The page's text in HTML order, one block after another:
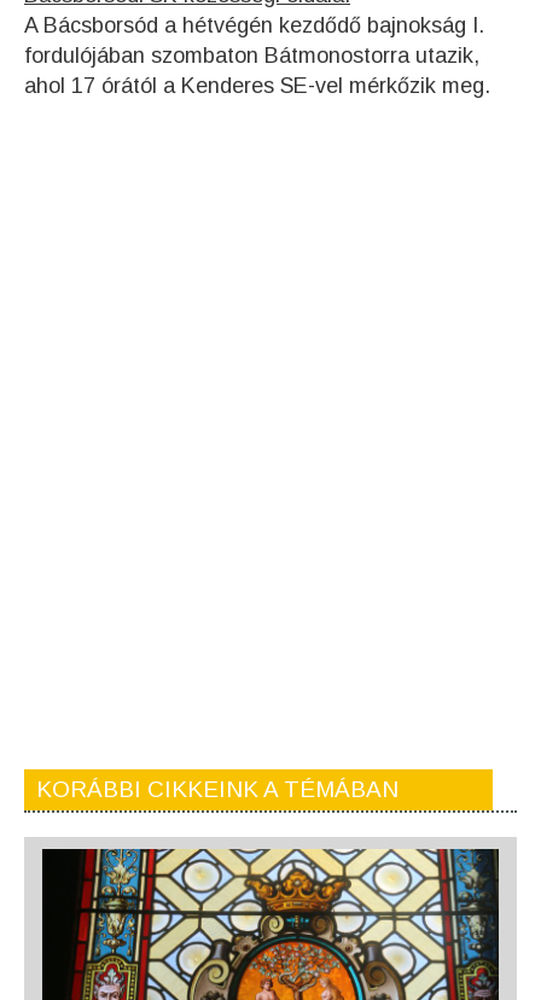
A Bácsborsód a hétvégén kezdődő bajnokság I.
fordulójában szombaton Bátmonostorra utazik,
ahol 17 órától a Kenderes SE-vel mérkőzik meg.
KORÁBBI CIKKEINK A TÉMÁBAN